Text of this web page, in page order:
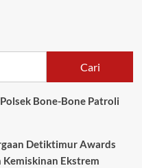
Cari
Bone-Bone Patroli
Detiktimur Awards
Ekstrem